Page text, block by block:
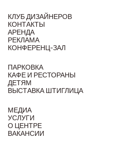
КЛУБ ДИЗАЙНЕРОВ
КОНТАКТЫ
АРЕНДА
РЕКЛАМА
КОНФЕРЕНЦ-ЗАЛ
ПАРКОВКА
КАФЕ И РЕСТОРАНЫ
ДЕТЯМ
ВЫСТАВКА ШТИГЛИЦА
МЕДИА
УСЛУГИ
О ЦЕНТРЕ
ВАКАНСИИ